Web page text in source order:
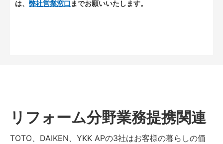
は、 弊社営業窓口 までお願いいたします。
リフォーム分野業務提携関連
TOTO、DAIKEN、YKK APの3社はお客様の暮らしの価